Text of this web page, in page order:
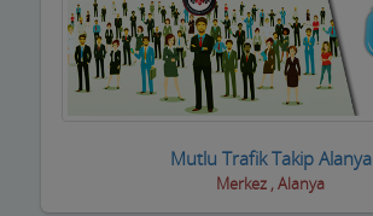
Bisiklet Satış ve Tamircisi
Bobinajcılar
Cam, Ayna ÜrünleriMutlu Trafik Takip Alanya
Merkez , Alanya